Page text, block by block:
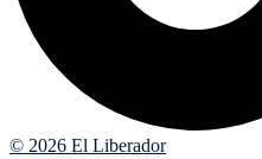
© 2026 El Liberador